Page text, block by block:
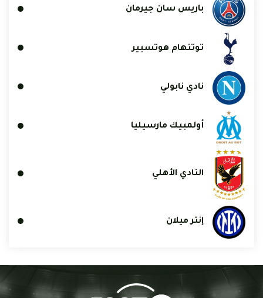
باريس سان جيرمان
توتنهام هوتسبير
نادي نابولي
أولمبيك مارسيليا
النادي الأهلي
إنتر ميلان